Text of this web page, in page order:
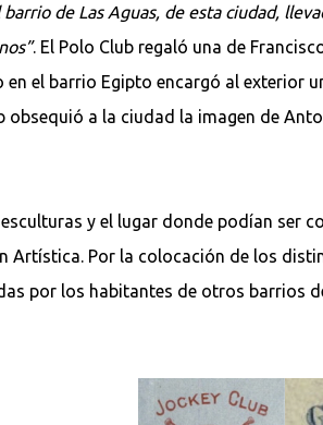
de Las Aguas, de esta ciudad,
. El Polo Club regaló una de
en el barrio Egipto encargó al exterior
obsequió a la ciudad la imagen de
y el lugar donde podían ser
Artística. Por la colocación de los
por los habitantes de otros barrios